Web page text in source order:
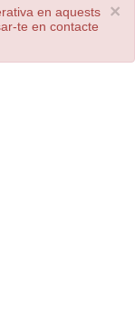
×
en aquests
te en contacte